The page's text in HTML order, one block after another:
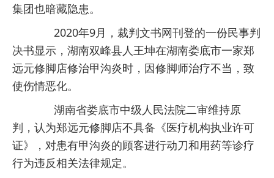
集团也暗藏隐患。
2020年9月，裁判文书网刊登的一份民事判
决书显示，湖南双峰县人王坤在湖南娄底市一家郑
远元修脚店修治甲沟炎时，因修脚师治疗不当，致
使伤情恶化。
湖南省娄底市中级人民法院二审维持原
判，认为郑远元修脚店不具备《医疗机构执业许可
证》，对患有甲沟炎的顾客进行动刀和用药等诊疗
行为违反相关法律规定。